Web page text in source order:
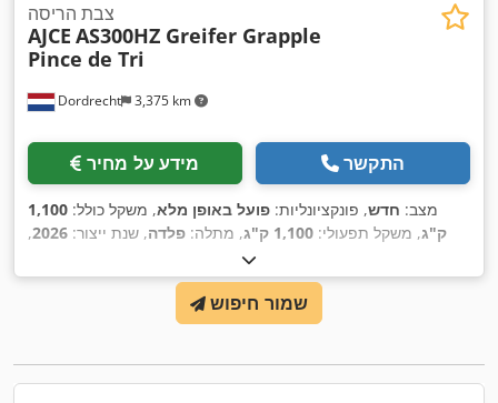
Dordrecht 3,375 km
צבת הריסה
AJCE AS300HZ Greifer Grapple
Pince de Tri
מידע על מחיר התקשר
מצב: חדש, פונקציונליות: פועל באופן מלא, משקל כולל: 1,100
ק"ג, משקל תפעולי: 1,100 ק"ג , מתלה: פלדה, שנת ייצור: 2026
,
שמור חיפוש